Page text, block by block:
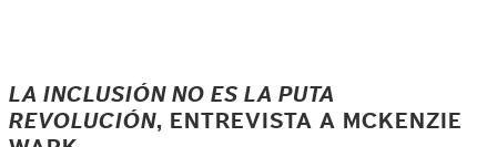
LA INCLUSIÓN NO ES LA PUTA
REVOLUCIÓN, ENTREVISTA A MCKENZIE